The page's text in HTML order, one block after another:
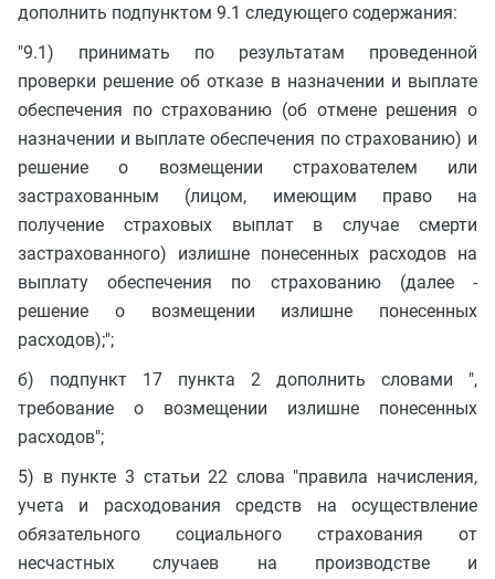
дополнить подпунктом 9.1 следующего содержания:
"9.1) принимать по результатам проведенной
проверки решение об отказе в назначении и выплате
обеспечения по страхованию (об отмене решения о
назначении и выплате обеспечения по страхованию) и
решение о возмещении страхователем или
застрахованным (лицом, имеющим право на
получение страховых выплат в случае смерти
застрахованного) излишне понесенных расходов на
выплату обеспечения по страхованию (далее -
решение о возмещении излишне понесенных
расходов);";
б) подпункт 17 пункта 2 дополнить словами ",
требование о возмещении излишне понесенных
расходов";
5) в пункте 3 статьи 22 слова "правила начисления,
учета и расходования средств на осуществление
обязательного социального страхования от
несчастных случаев на производстве и